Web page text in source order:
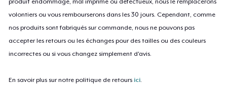
volontiers ou vous rembourserons dans les 30 jours. Cependant, comme
nos produits sont fabriqués sur commande, nous ne pouvons pas
accepter les retours ou les échanges pour des tailles ou des couleurs
incorrectes ou si vous changez simplement d'avis.
En savoir plus sur notre politique de retours ici